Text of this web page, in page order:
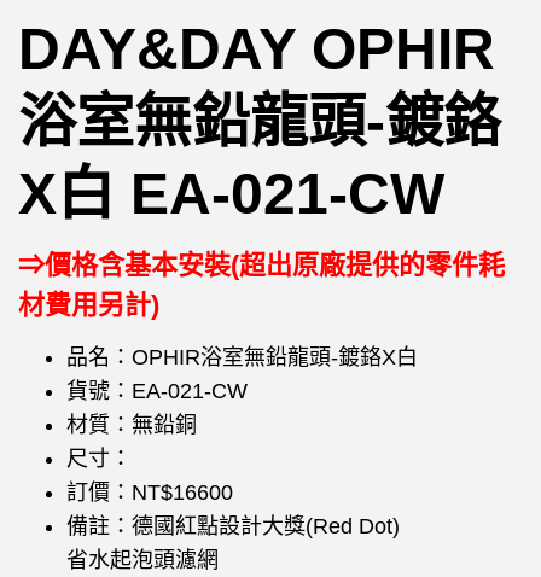
DAY&DAY OPHIR
浴室無鉛龍頭-鍍鉻
X白 EA-021-CW
⇒價格含基本安裝(超出原廠提供的零件耗
材費用另計)
品名：OPHIR浴室無鉛龍頭-鍍鉻X白
貨號：EA-021-CW
材質：無鉛銅
尺寸：
訂價：NT$16600
備註：德國紅點設計大獎(Red Dot)
省水起泡頭濾網